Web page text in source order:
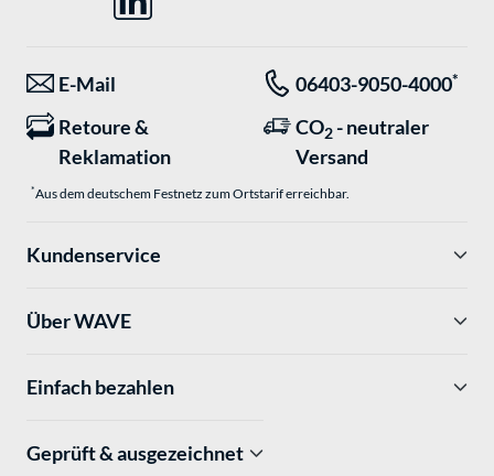
E-Mail 06403-9050-4000*
Retoure &
Reklamation
CO2 - neutraler
Versand
*Aus dem deutschem Festnetz zum Ortstarif erreichbar.
Kundenservice
Über WAVE
Einfach bezahlen
Geprüft & ausgezeichnet